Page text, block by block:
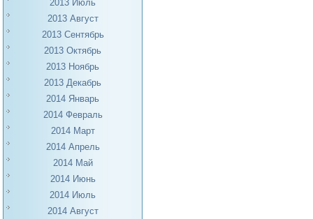
2013 Июль
2013 Август
2013 Сентябрь
2013 Октябрь
2013 Ноябрь
2013 Декабрь
2014 Январь
2014 Февраль
2014 Март
2014 Апрель
2014 Май
2014 Июнь
2014 Июль
2014 Август